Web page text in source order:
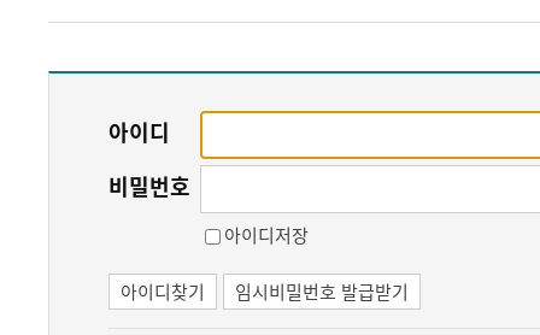
아이디
비밀번호
아이디저장
아이디찾기 임시비밀번호 발급받기